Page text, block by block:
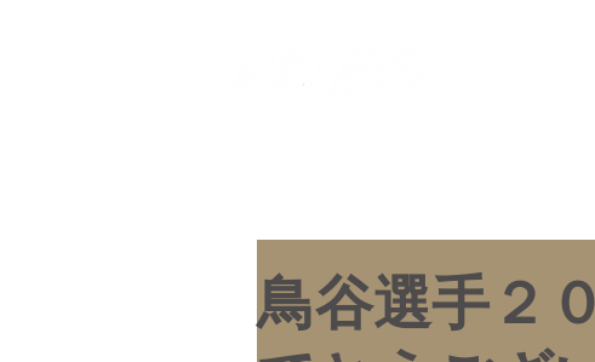
鳥谷選手２